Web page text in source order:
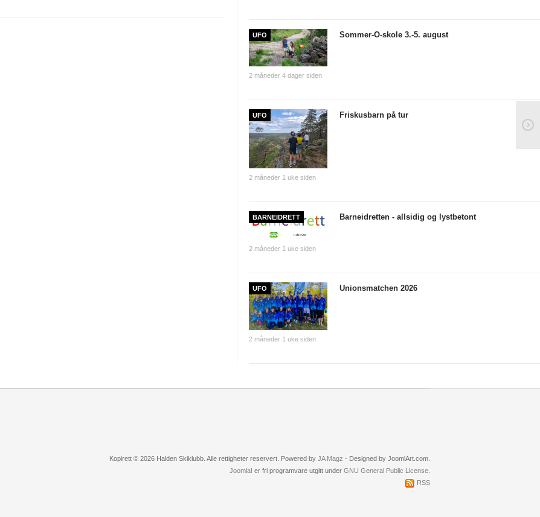
UFO
2 måneder 4 dager siden
Sommer-O-skole 3.-5. august
UFO
2 måneder 1 uke siden
Friskusbarn på tur
BARNEIDRETT
2 måneder 1 uke siden
Barneidretten - allsidig og lystbetont
UFO
2 måneder 1 uke siden
Unionsmatchen 2026
Kopirett © 2026 Halden Skiklubb. Alle rettigheter reservert. Powered by JA Magz - Designed by JoomlArt.com.
Joomla! er fri programvare utgitt under GNU General Public License.
RSS